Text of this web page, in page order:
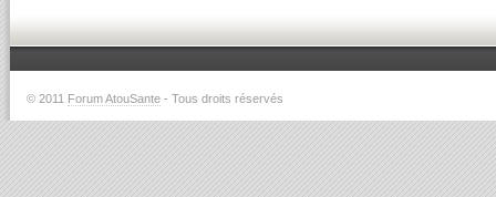
© 2011 Forum AtouSante - Tous droits réservés